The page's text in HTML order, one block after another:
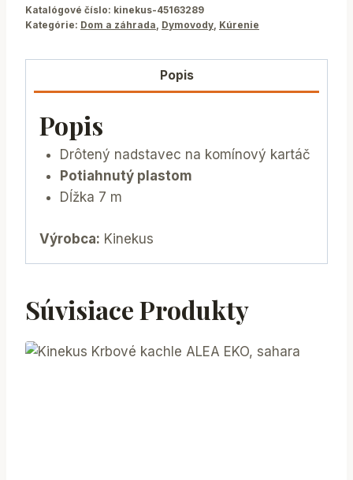
Katalógové číslo: kinekus-45163289
Kategórie: Dom a záhrada, Dymovody, Kúrenie
Popis
Popis
Drôtený nadstavec na komínový kartáč
Potiahnutý plastom
Dĺžka 7 m
Výrobca: Kinekus
Súvisiace Produkty